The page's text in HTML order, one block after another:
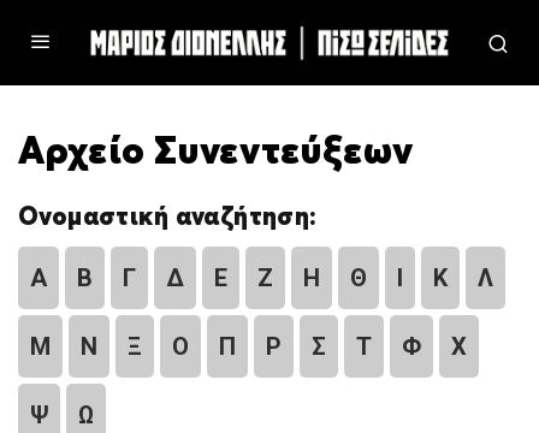
Αρχείο Συνεντεύξεων
Ονομαστική αναζήτηση:
Α Β Γ Δ Ε Ζ Η Θ Ι Κ Λ
Μ Ν Ξ Ο Π Ρ Σ Τ Φ Χ
Ψ Ω